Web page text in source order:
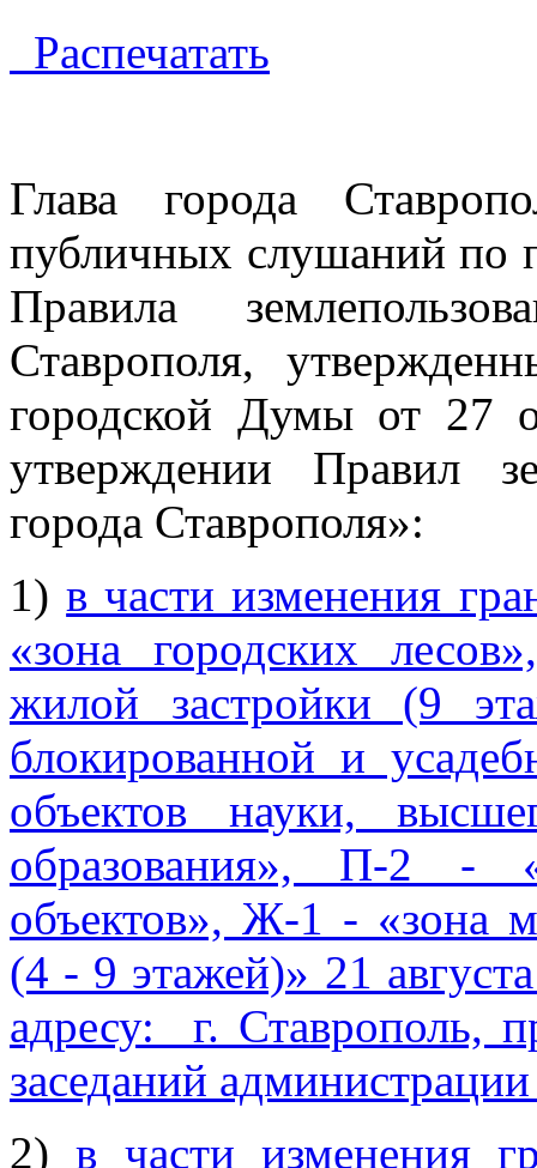
Распечатать
Глава города
публичных слушаний по
Правила
Ставрополя,
городской Думы от 27
утверждении Правил
города Ставрополя»:
1)в части изменения
«зона городских
жилой застройки (9
блокированной и
объектов науки,
образования», П-2 -
объектов», Ж-1 - «зона
(4 - 9 этажей)» 21
адресу:
г. Ставрополь,
заседаний
2)в части изменения